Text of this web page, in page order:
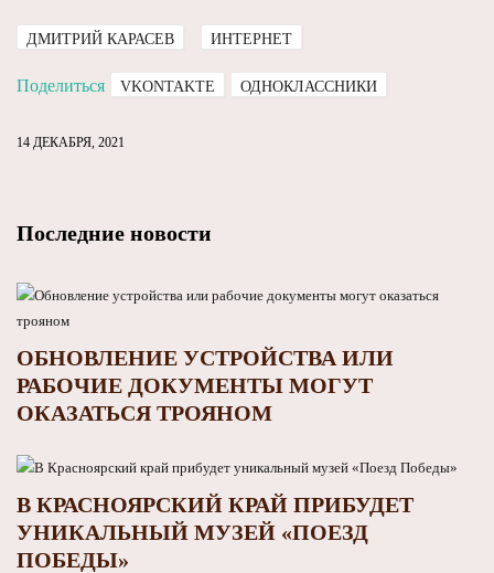
ДМИТРИЙ КАРАСЕВ ИНТЕРНЕТ
Поделиться VKONTAKTE ОДНОКЛАССНИКИ
14 ДЕКАБРЯ, 2021
Последние новости
ОБНОВЛЕНИЕ УСТРОЙСТВА ИЛИ
РАБОЧИЕ ДОКУМЕНТЫ МОГУТ
ОКАЗАТЬСЯ ТРОЯНОМ
В КРАСНОЯРСКИЙ КРАЙ ПРИБУДЕТ
УНИКАЛЬНЫЙ МУЗЕЙ «ПОЕЗД
ПОБЕДЫ»